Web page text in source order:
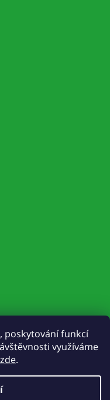
poskytování funkcí
využíváme
zde.
Čurdová